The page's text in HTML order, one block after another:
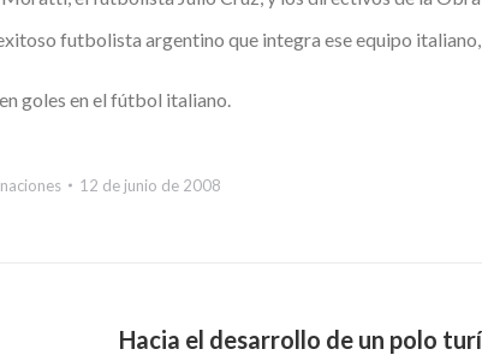
futbolista argentino que integra ese equipo
goles en el fútbol italiano.
12 de junio de 2008
Hacia el desarrollo de un polo